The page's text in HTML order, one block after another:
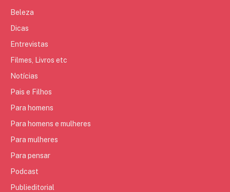
Beleza
Dicas
Entrevistas
Filmes, Livros etc
Notícias
Pais e Filhos
Para homens
Para homens e mulheres
Para mulheres
Para pensar
Podcast
Publieditorial